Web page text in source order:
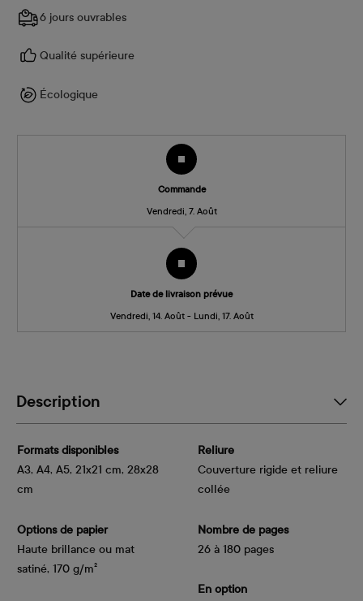
6 jours ouvrables
Qualité supérieure
Écologique
Commande
Vendredi, 7. Août
Date de livraison prévue
Vendredi, 14. Août - Lundi, 17. Août
Description
Formats disponibles
A3, A4, A5, 21x21 cm, 28x28
cm
Options de papier
Haute brillance ou mat
satiné, 170 g/m²
Reliure
Couverture rigide et reliure
collée
Nombre de pages
26 à 180 pages
En option